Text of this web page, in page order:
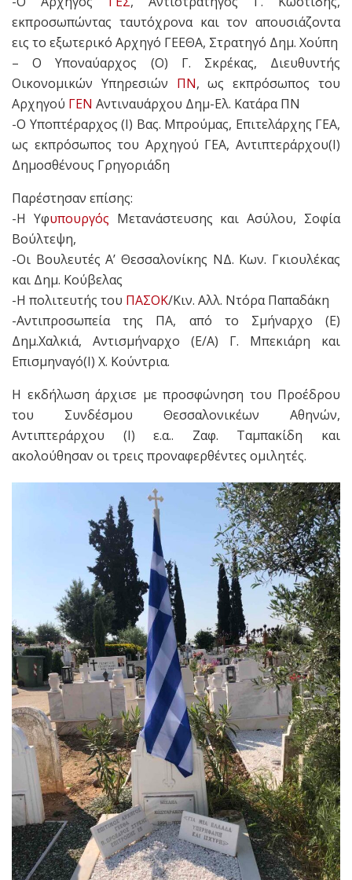
εκπροσωπώντας ταυτόχρονα και τον απουσιάζοντα
εις το εξωτερικό Αρχηγό ΓΕΕΘΑ, Στρατηγό Δημ. Χούπη
– Ο Υποναύαρχος (Ο) Γ. Σκρέκας, Διευθυντής
Οικονομικών Υπηρεσιών ΠΝ, ως εκπρόσωπος του
Αρχηγού ΓΕΝ Αντιναυάρχου Δημ-Ελ. Κατάρα ΠΝ
-Ο Υποπτέραρχος (Ι) Βας. Μπρούμας, Επιτελάρχης ΓΕΑ,
ως εκπρόσωπος του Αρχηγού ΓΕΑ, Αντιπτεράρχου(Ι)
Δημοσθένους Γρηγοριάδη
Παρέστησαν επίσης:
-Η Υφυπουργός Μετανάστευσης και Ασύλου, Σοφία
Βούλτεψη,
-Οι Βουλευτές Α’ Θεσσαλονίκης ΝΔ. Κων. Γκιουλέκας
και Δημ. Κούβελας
-Η πολιτευτής του ΠΑΣΟΚ/Κιν. Αλλ. Ντόρα Παπαδάκη
-Αντιπροσωπεία της ΠΑ, από το Σμήναρχο (Ε)
Δημ.Χαλκιά, Αντισμήναρχο (Ε/Α) Γ. Μπεκιάρη και
Επισμηναγό(Ι) Χ. Κούντρια.
Η εκδήλωση άρχισε με προσφώνηση του Προέδρου
του Συνδέσμου Θεσσαλονικέων Αθηνών,
Αντιπτεράρχου (Ι) ε.α.. Ζαφ. Ταμπακίδη και
ακολούθησαν οι τρεις προναφερθέντες ομιλητές.